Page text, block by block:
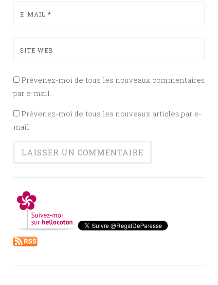
E-MAIL *
SITE WEB
Prévenez-moi de tous les nouveaux commentaires
par e-mail.
Prévenez-moi de tous les nouveaux articles par e-
mail.